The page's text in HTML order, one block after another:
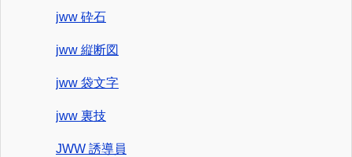
jww 砕石
jww 縦断図
jww 袋文字
jww 裏技
JWW 誘導員